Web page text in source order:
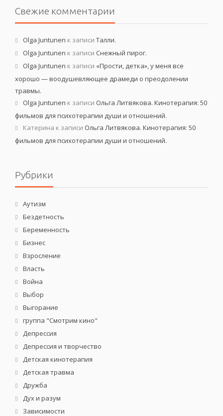
Свежие комментарии
Olga Juntunen к записи Талли.
Olga Juntunen к записи Снежный пирог.
Olga Juntunen к записи «Прости, детка», у меня все
хорошо — воодушевляющее драмеди о преодолении
травмы.
Olga Juntunen к записи Ольга Литвякова. Кинотерапия: 50
фильмов для психотерапии души и отношений.
Катерина к записи Ольга Литвякова. Кинотерапия: 50
фильмов для психотерапии души и отношений.
Рубрики
Аутизм
Бездетность
Беременность
Бизнес
Взросление
Власть
Война
Выбор
Выгорание
группа "Смотрим кино"
Депрессия
Депрессия и творчество
Детская кинотерапия
Детская травма
Дружба
Дух и разум
Зависимости